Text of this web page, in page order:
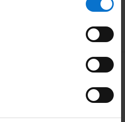
del lloc web de la
MENÚ PEU 1
Terms and privacy